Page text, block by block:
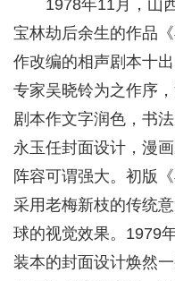
1978年11月，山
宝林劫后余生的作品
作改编的相声剧本十
专家吴晓铃为之作序
剧本作文字润色，书
永玉任封面设计，漫
阵容可谓强大。初版
采用老梅新枝的传统
球的视觉效果。1979
装本的封面设计焕然